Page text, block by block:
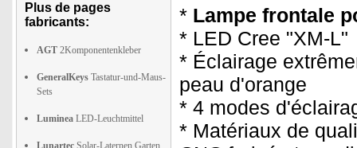
Plus de pages
fabricants:
AGT 2Komponentenkleber
GeneralKeys Tastatur-und-Maus-
Sets
Luminea LED-Leuchtmittel
Lunartec Solar-Laternen Garten
* Lampe frontale
* LED Cree "XM-L"
* Éclairage
peau d'orange
* 4 modes
* Matériaux de